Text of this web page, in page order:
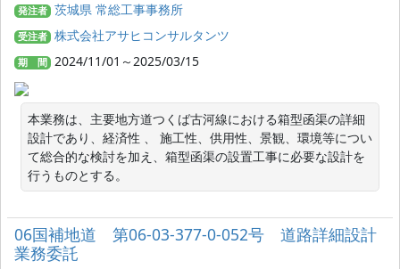
発注者 茨城県 常総工事事務所
受注者 株式会社アサヒコンサルタンツ
期 間 2024/11/01～2025/03/15
本業務は、主要地方道つくば古河線における箱型函渠の詳細
設計であり、経済性 、 施工性、供用性、景観、環境等につい
て総合的な検討を加え、箱型函渠の設置工事に必要な設計を
06国補地道 第06-03-377-0-052号 道路詳細設計
業務委託